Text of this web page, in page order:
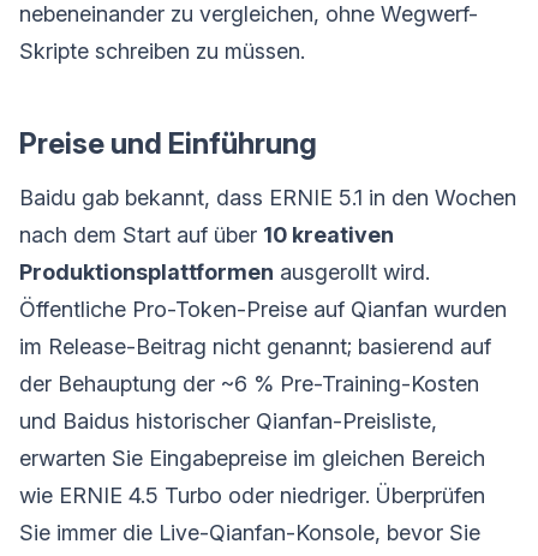
nebeneinander zu vergleichen, ohne Wegwerf-
Skripte schreiben zu müssen.
Preise und Einführung
Baidu gab bekannt, dass ERNIE 5.1 in den Wochen
nach dem Start auf über 10 kreativen
Produktionsplattformen ausgerollt wird.
Öffentliche Pro-Token-Preise auf Qianfan wurden
im Release-Beitrag nicht genannt; basierend auf
der Behauptung der ~6 % Pre-Training-Kosten
und Baidus historischer Qianfan-Preisliste,
erwarten Sie Eingabepreise im gleichen Bereich
wie ERNIE 4.5 Turbo oder niedriger. Überprüfen
Sie immer die Live-Qianfan-Konsole, bevor Sie